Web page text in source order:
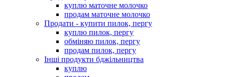
куплю маточне молочко
продам маточне молочко
Продати - купити пилок, пергу
куплю пилок, пергу
обміняю пилок, пергу
продам пилок, пергу
Інші продукти бджільництва
куплю